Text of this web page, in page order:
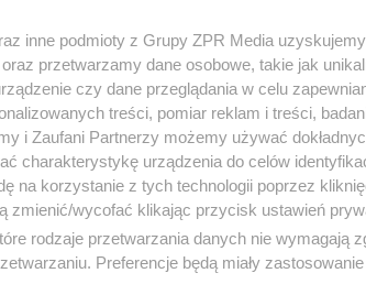
inne podmioty z Grupy ZPR Media
przetwarzamy dane osobowe, takie jak
czy dane przeglądania w celu
treści, pomiar reklam i treści,
i Zaufani Partnerzy możemy używać
charakterystykę urządzenia do celów
na korzystanie z tych technologii poprzez
zmienić/wycofać klikając przycisk ustawień
rodzaje przetwarzania danych nie wymagają
Preferencje będą miały